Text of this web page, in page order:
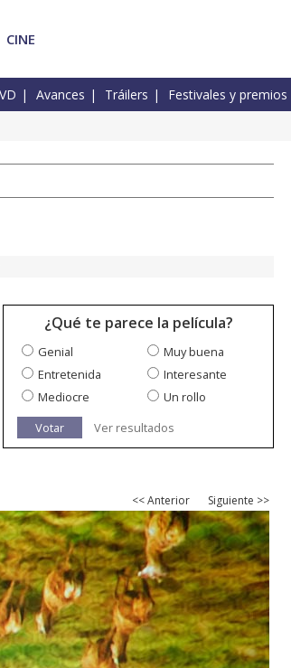
CINE
Avances Tráilers Festivales y premios
¿Qué te parece la película?
Genial
Muy buena
Entretenida
Interesante
Mediocre
Un rollo
Votar
Ver resultados
<< Anterior Siguiente >>